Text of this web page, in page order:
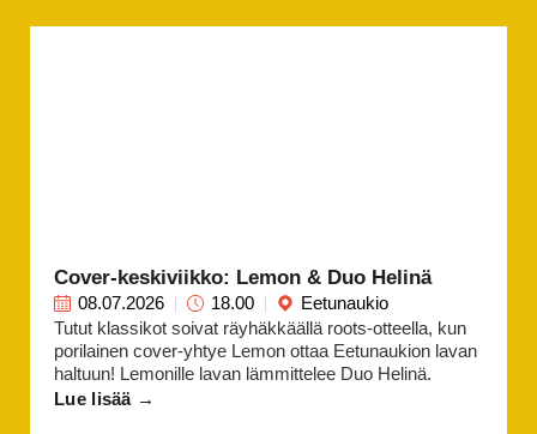
Cover-keskiviikko: Lemon & Duo Helinä
08.07.2026 18.00
Eetunaukio
Tutut klassikot soivat räyhäkkäällä roots-otteella, kun
porilainen cover-yhtye Lemon ottaa Eetunaukion lavan
haltuun! Lemonille lavan lämmittelee Duo Helinä.
Lue lisää →